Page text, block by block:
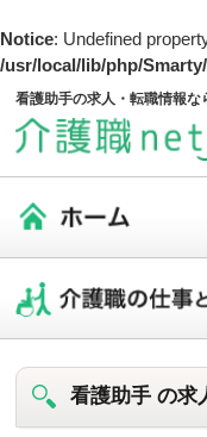
Notice: Undefined
/usr/local/lib/php/
看護助手の求人・転職情報な
看護助手 の求